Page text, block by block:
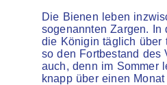
Die Bienen leben
sogenannten Zargen. In
die Königin täglich über
so den Fortbestand des
auch, denn im Sommer
knapp über einen Monat